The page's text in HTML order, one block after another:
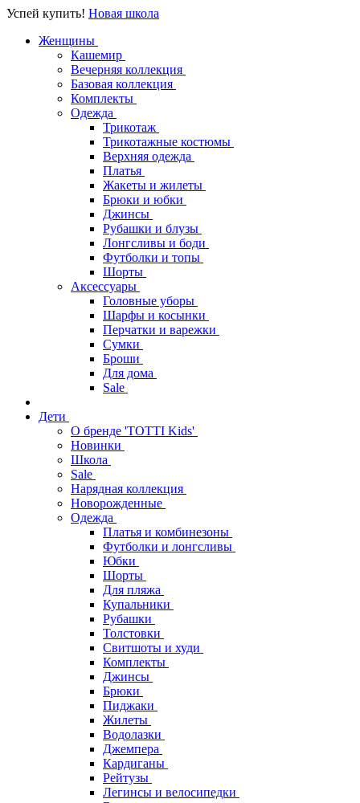
Успей купить! Новая школа
Женщины
Кашемир
Вечерняя коллекция
Базовая коллекция
Комплекты
Одежда
Трикотаж
Трикотажные костюмы
Верхняя одежда
Платья
Жакеты и жилеты
Брюки и юбки
Джинсы
Рубашки и блузы
Лонгсливы и боди
Футболки и топы
Шорты
Аксессуары
Головные уборы
Шарфы и косынки
Перчатки и варежки
Сумки
Броши
Для дома
Sale
Дети
О бренде 'TOTTI Kids'
Новинки
Школа
Sale
Нарядная коллекция
Новорожденные
Одежда
Платья и комбинезоны
Футболки и лонгсливы
Юбки
Шорты
Для пляжа
Купальники
Рубашки
Толстовки
Свитшоты и худи
Комплекты
Джинсы
Брюки
Пиджаки
Жилеты
Водолазки
Джемпера
Кардиганы
Рейтузы
Легинсы и велосипедки